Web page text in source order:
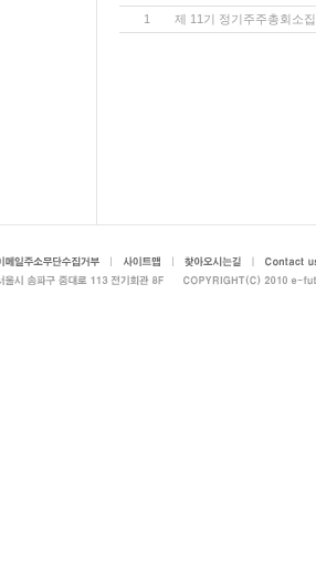
1
제 11기 정기주주총회소